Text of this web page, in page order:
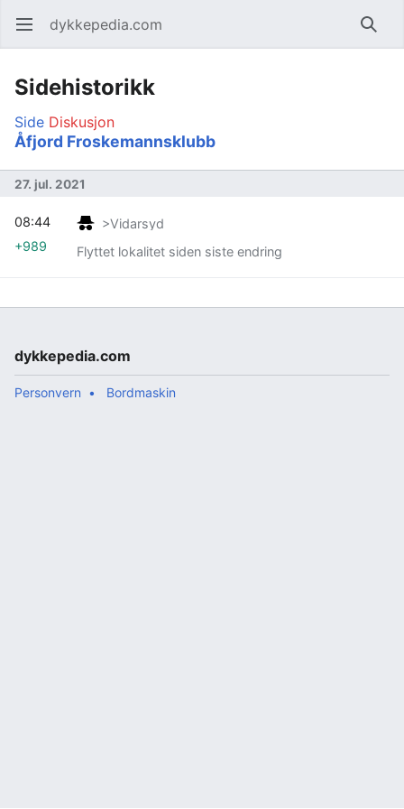
Åpne hovedmenyen dykkepedia.com Søk
Sidehistorikk
Side Diskusjon
Åfjord Froskemannsklubb
27. jul. 2021
>Vidarsyd
Flyttet lokalitet siden siste endring
08:44
+989
dykkepedia.com
Personvern Bordmaskin